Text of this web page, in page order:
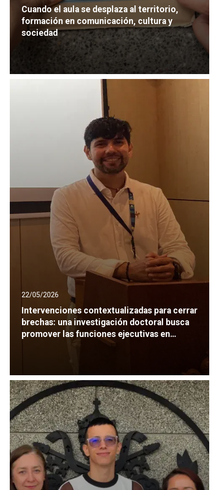
Cuando el aula se desplaza al territorio,
formación en comunicación, cultura y
sociedad
22/05/2026
Intervenciones contextualizadas para cerrar
brechas: una investigación doctoral busca
promover las funciones ejecutivas en